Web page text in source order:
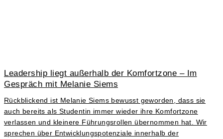
Leadership liegt außerhalb der Komfortzone – Im
Gespräch mit Melanie Siems
Rückblickend ist Melanie Siems bewusst geworden, dass sie
auch bereits als Studentin immer wieder ihre Komfortzone
verlassen und kleinere Führungsrollen übernommen hat. Wir
sprechen über Entwicklungspotenziale innerhalb der